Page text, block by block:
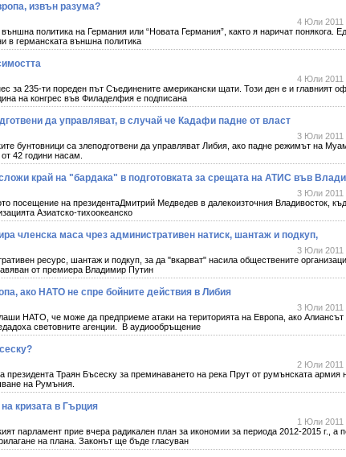
извън разума?
4 Юли 2011
политика на Германия или “Новата Германия”, както я наричат понякога.
в германската външна политика
4 Юли 2011
за 235-ти пореден път Съединените американски щати. Този ден е и главният
на конгрес във Филаделфия е подписана
да управляват, в случай че Кадафи падне от власт
3 Юли 2011
бунтовници са злеподготвени да управляват Либия, ако падне режимът на
от 42 години насам.
край на "бардака" в подготовката за срещата на АТИС във
3 Юли 2011
посещение на президентаДмитрий Медведев в далекоизточния Владивосток,
Азиатско-тихоокеанско
членска маса чрез административен натиск, шантаж и подкуп,
3 Юли 2011
ресурс, шантаж и подкуп, за да "вкарват" насила обществените
от премиера Владимир Путин
ако НАТО не спре бойните действия в Либия
3 Юли 2011
НАТО, че може да предприеме атаки на територията на Европа, ако Алиансът
световните агенции. В аудиообръщение
2 Юли 2011
президента Траян Бъсеску за преминаването на река Прут от румънската армия
на Румъния.
кризата в Гърция
1 Юли 2011
парламент прие вчера радикален план за икономии за периода 2012-2015 г., а
на плана. Законът ще бъде гласуван